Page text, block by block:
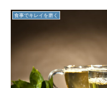
食事でキレイを磨く